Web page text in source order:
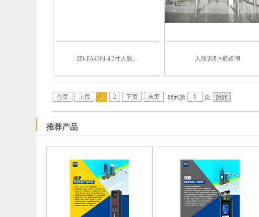
ZD-FA4301 4.3寸人脸... 人脸识别+通道闸
首页 上页 1 2 下页 末页 转到第 页
推荐产品